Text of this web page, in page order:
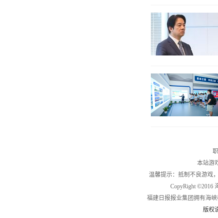
本站游
温馨提示：抵制不良游戏
CopyRight ©2016
福建日报报业集团拥有海
版权